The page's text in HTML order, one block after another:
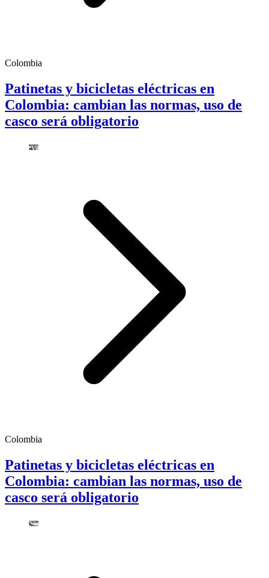
Colombia
Patinetas y bicicletas eléctricas en
Colombia: cambian las normas, uso de
casco será obligatorio
Colombia
Patinetas y bicicletas eléctricas en
Colombia: cambian las normas, uso de
casco será obligatorio